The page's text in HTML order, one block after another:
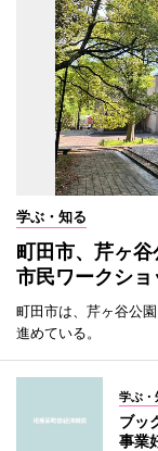
学ぶ・知る
町田市、芹ヶ
市民ワークショ
町田市は、芹ヶ谷公
進めている。
学ぶ・
ブッ
事業